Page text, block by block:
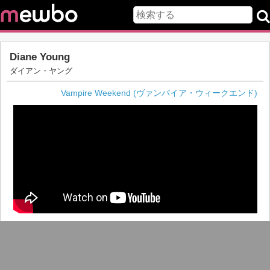
Diane Young
ダイアン・ヤング
Vampire Weekend (ヴァンパイア・ウィークエンド)